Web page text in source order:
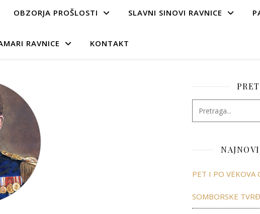
OBZORJA PROŠLOSTI SLAVNI SINOVI RAVNICE
RAVNICE KONTAKT
PET I PO VEKOVA
SOMBORSKE